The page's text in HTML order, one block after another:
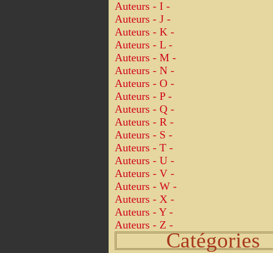
Auteurs - I -
Auteurs - J -
Auteurs - K -
Auteurs - L -
Auteurs - M -
Auteurs - N -
Auteurs - O -
Auteurs - P -
Auteurs - Q -
Auteurs - R -
Auteurs - S -
Auteurs - T -
Auteurs - U -
Auteurs - V -
Auteurs - W -
Auteurs - X -
Auteurs - Y -
Auteurs - Z -
Catégories